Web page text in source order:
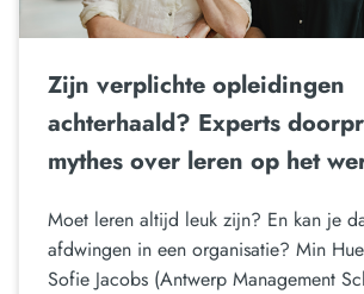
Zijn verplichte opleidingen
achterhaald? Experts
mythes over leren op het
Moet leren altijd leuk zijn? En kan je
afdwingen in een organisatie? Min
Sofie Jacobs (Antwerp Management